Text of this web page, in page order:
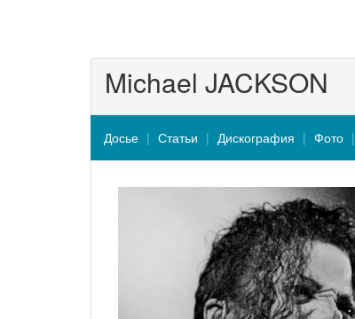
Michael JACKSON
Досье Статьи Дискография Фото